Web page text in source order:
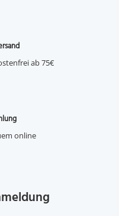
ab 75€
online